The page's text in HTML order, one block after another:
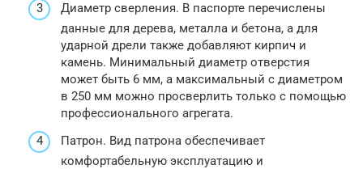
Диаметр сверления. В паспорте перечислены
данные для дерева, металла и бетона, а для
ударной дрели также добавляют кирпич и
камень. Минимальный диаметр отверстия
может быть 6 мм, а максимальный с диаметром
в 250 мм можно просверлить только с помощью
профессионального агрегата.
Патрон. Вид патрона обеспечивает
комфортабельную эксплуатацию и